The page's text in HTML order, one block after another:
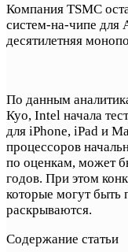
Компания TSMC
систем-на-чипе для
десятилетняя
По данным
Куо, Intel начала
для iPhone, iPad и
процессоров
по оценкам, может
годов. При этом
которые могут быть
раскрываются.
Содержание статьи